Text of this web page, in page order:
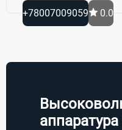
+78007009059 0.0
аппаратура